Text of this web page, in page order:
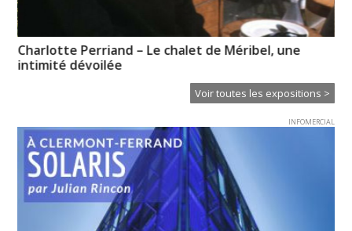
Charlotte Perriand – Le chalet de Méribel, une
intimité dévoilée
Voir toutes les expositions >
INFOMERCIAL